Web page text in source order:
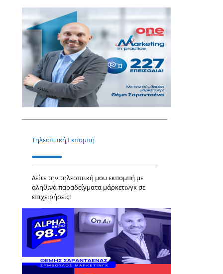
Τηλεοπτική Εκπομπή
Δείτε την τηλεοπτική μου εκπομπή με
αληθινά παραδείγματα μάρκετινγκ σε
επιχειρήσεις!